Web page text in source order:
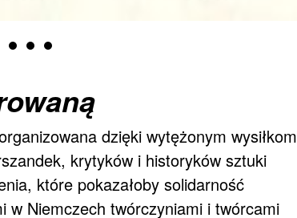
dzięki wytężonym wysiłkom
krytyków i historyków sztuki
które pokazałoby solidarność
Niemczech twórczyniami i twórcami